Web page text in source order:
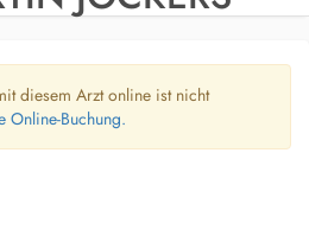
diesem Arzt online ist nicht
Online-Buchung.